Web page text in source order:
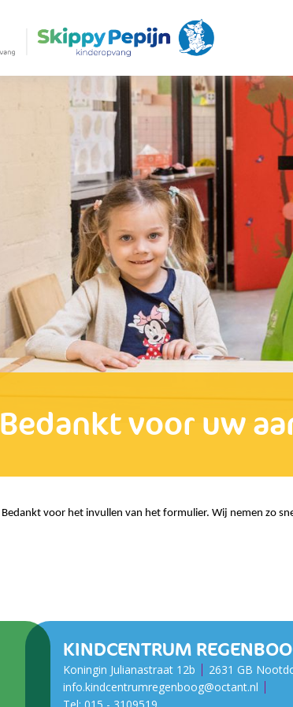
Bedankt voor uw
Bedankt voor het invullen van het formulier. Wij nemen zo
KINDCENTRUM
Koningin Julianastraat 12b
2631 GB
info.kindcentrumregenboog@octant.nl